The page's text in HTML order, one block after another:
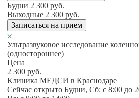
Будни 2 300 руб.
Выходные 2 300 руб.
Записаться на прием
Ультразвуковое исследование
(одностороннее)
Цена
2 300 руб.
Клиника МЕДСИ в Краснодаре
Сейчас открыто Будни, Сб: c 8:00 до